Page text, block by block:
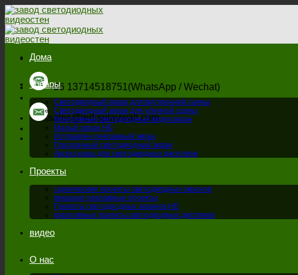
перейти
к
содержанию
+86 13714518751(WhatsApp / Wechat)
sales@ledisplaywall.com
Дома
Товары
Светодиодный экран для внутренней сцены
Светодиодный экран для уличной сцены
Креативный светодиодный видеоэкран
Малый экран HD
Исправлен рекламный экран
Прозрачный светодиодный экран
Аксессуары для светодиодных дисплеев
Проекты
сценические проекты светодиодных экранов
внешние рекламные проекты
Проекты светодиодных экранов HD
креативные проекты светодиодных дисплеев
видео
О нас